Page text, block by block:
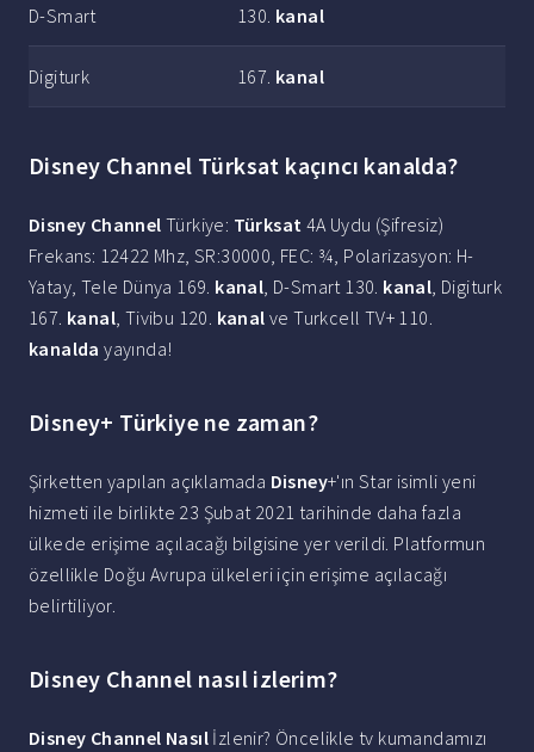
D-Smart 130. kanal
Digiturk 167. kanal
Disney Channel Türksat kaçıncı kanalda?
Disney Channel Türkiye: Türksat 4A Uydu (Şifresiz)
Frekans: 12422 Mhz, SR:30000, FEC: ¾, Polarizasyon: H-
Yatay, Tele Dünya 169. kanal, D-Smart 130. kanal, Digiturk
167. kanal, Tivibu 120. kanal ve Turkcell TV+ 110.
kanalda yayında!
Disney+ Türkiye ne zaman?
Şirketten yapılan açıklamada Disney+'ın Star isimli yeni
hizmeti ile birlikte 23 Şubat 2021 tarihinde daha fazla
ülkede erişime açılacağı bilgisine yer verildi. Platformun
özellikle Doğu Avrupa ülkeleri için erişime açılacağı
belirtiliyor.
Disney Channel nasıl izlerim?
Disney Channel Nasıl İzlenir? Öncelikle tv kumandamızı